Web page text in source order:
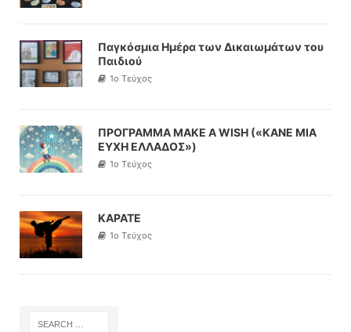
Παγκόσμια Ημέρα των Δικαιωμάτων του
Παιδιού
1ο Τεύχος
ΠΡΟΓΡΑΜΜΑ MAKE A WISH («ΚΑΝΕ ΜΙΑ
ΕΥΧΗ ΕΛΛΑΔΟΣ»)
1ο Τεύχος
ΚΑΡΑΤΕ
1ο Τεύχος